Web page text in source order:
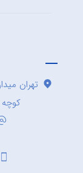
تهران
کوچه ولدی